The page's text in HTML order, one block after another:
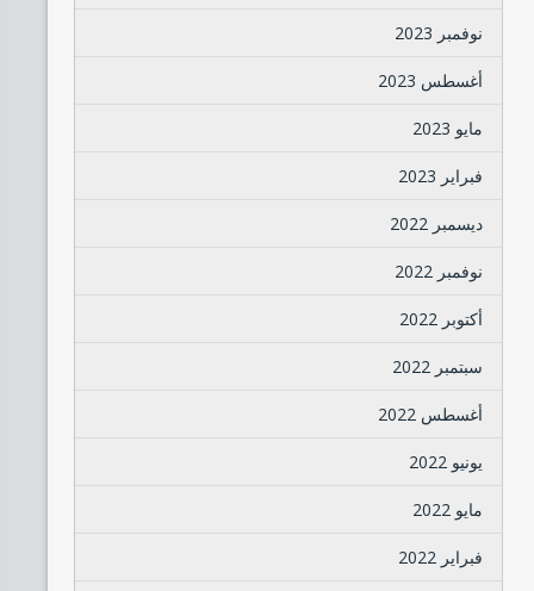
نوفمبر 2023
أغسطس 2023
مايو 2023
فبراير 2023
ديسمبر 2022
نوفمبر 2022
أكتوبر 2022
سبتمبر 2022
أغسطس 2022
يونيو 2022
مايو 2022
فبراير 2022